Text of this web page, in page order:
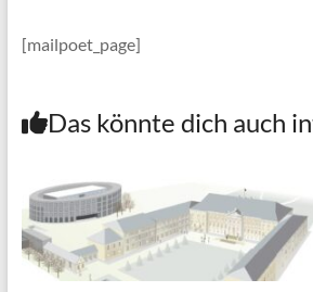
[mailpoet_page]
Das könnte dich auch